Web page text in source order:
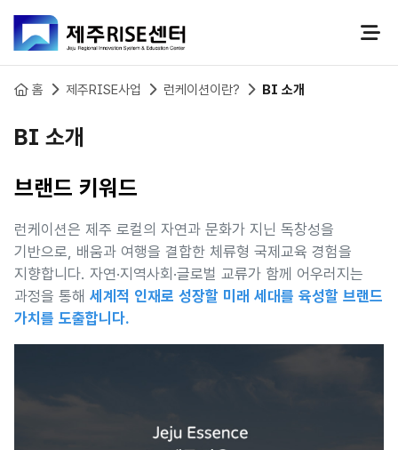
홈 제주RISE사업 런케이션이란? BI 소개
BI 소개
브랜드 키워드
런케이션은 제주 로컬의 자연과 문화가 지닌 독창성을
기반으로, 배움과 여행을 결합한 체류형 국제교육 경험을
지향합니다. 자연·지역사회·글로벌 교류가 함께 어우러지는
과정을 통해 세계적 인재로 성장할 미래 세대를 육성할 브랜드
가치를 도출합니다.